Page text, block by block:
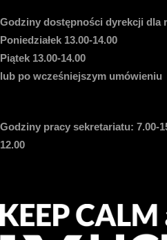
Godziny dostępności dyrekcji dla
Poniedziałek 13.00-14.00
Piątek 13.00-14.00
lub po wcześniejszym umówieniu
Godziny pracy sekretariatu: 7.00-
12.00